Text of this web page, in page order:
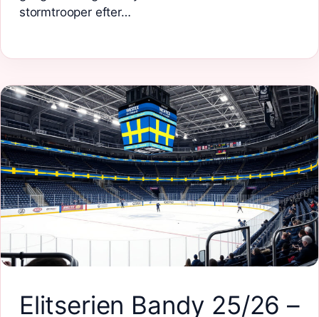
stormtrooper efter…
Elitserien Bandy 25/26 –